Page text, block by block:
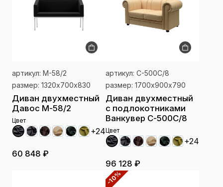
артикул: M-58/2
размер: 1320х700х830
Диван двухместный
Давос M-58/2
Цвет
+24
60 848 ₽
артикул: С-500С/8
размер: 1700х900х790
Диван двухместный
с подлокотниками
Ванкувер С-500С/8
Цвет
+24
96 128 ₽
-10%